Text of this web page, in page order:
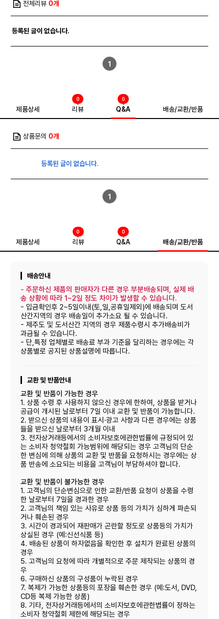
전체리뷰 0개
등록된 글이 없습니다.
1
제품상세 리뷰
0
Q&A
0
배송/교환/반품
상품문의 0개
등록된 글이 없습니다.
1
제품상세 리뷰
0
Q&A
0
배송/교환/반품
배송안내
-주문하신 제품의 판매자가 다른 경우 부분배송되며, 실제 배
송 상황에 따라 1~2일 정도 차이가 발생할 수 있습니다.
- 입금확인후 2~5일이내(토,일,공휴일제외)에 배송되며 도서
산간지역의 경우 배송일이 추가소요 될 수 있습니다.
- 제주도 및 도서산간 지역의 경우 제품수령시 추가배송비가
과금될 수 있습니다.
- 단,특정 업체별로 배송료 부과 기준을 달리하는 경우에는 각
상품별로 공지된 상품설명에 따릅니다.
교환 및 반품안내
교환 및 반품이 가능한 경우
1. 상품 수령 후 사용하지 않으신 경우에 한하여, 상품을 받거나
공급이 개시된 날로부터 7일 이내 교환 및 반품이 가능합니다.
2. 받으신 상품의 내용이 표시·광고 사항과 다른 경우에는 상품
들을 받으신 날로부터 3개월 이내
3. 전자상거래등에서의 소비자보호에관한법률에 규정되어 있
는 소비자 청약철회 가능범위에 해당되는 경우 고객님의 단순
한 변심에 의해 상품의 교환 및 반품을 요청하시는 경우에는 상
품 반송에 소요되는 비용을 고객님이 부담하셔야 합니다.
교환 및 반품이 불가능한 경우
1. 고객님의 단순변심으로 인한 교환/반품 요청이 상품을 수령
한 날로부터 7일을 경과한 경우
2. 고객님의 책임 있는 사유로 상품 등의 가치가 심하게 파손되
거나 훼손된 경우
3. 시간이 경과되어 재판매가 곤란할 정도로 상품등의 가치가
상실된 경우 (예:신선식품 등)
4. 배송된 상품이 하자없음을 확인한 후 설치가 완료된 상품의
경우
5. 고객님의 요청에 따라 개별적으로 주문 제작되는 상품의 경
우
6. 구매하신 상품의 구성품이 누락된 경우
7. 복제가 가능한 상품등의 포장을 훼손한 경우 (예:도서, DVD,
CD등 복제 가능한 상품)
8. 기타, 전자상거래등에서의 소비자보호에관한볍률이 정하는
소비자 청약철회 제한에 해당되는 경우